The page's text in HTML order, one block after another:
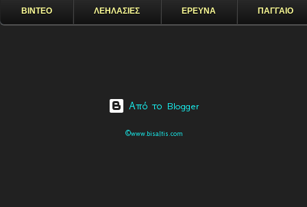
ΒΙΝΤΕΟ ΛΕΗΛΑΣΙΕΣ ΕΡΕΥΝΑ ΠΑΓΓΑΙΟ
Από το Blogger
©www.bisaltis.com